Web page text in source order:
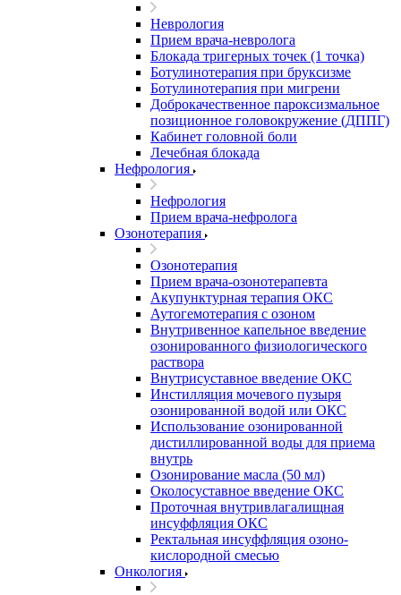
Неврология
Прием врача-невролога
Блокада тригерных точек (1 точка)
Ботулинотерапия при бруксизме
Ботулинотерапия при мигрени
Доброкачественное пароксизмальное
позиционное головокружение (ДППГ)
Кабинет головной боли
Лечебная блокада
Нефрология
Нефрология
Прием врача-нефролога
Озонотерапия
Озонотерапия
Прием врача-озонотерапевта
Акупунктурная терапия ОКС
Аутогемотерапия с озоном
Внутривенное капельное введение
озонированного физиологического
раствора
Внутрисуставное введение ОКС
Инстилляция мочевого пузыря
озонированной водой или ОКС
Использование озонированной
дистиллированной воды для приема
внутрь
Озонирование масла (50 мл)
Околосуставное введение ОКС
Проточная внутривлагалищная
инсуффляция ОКС
Ректальная инсуффляция озоно-
кислородной смесью
Онкология